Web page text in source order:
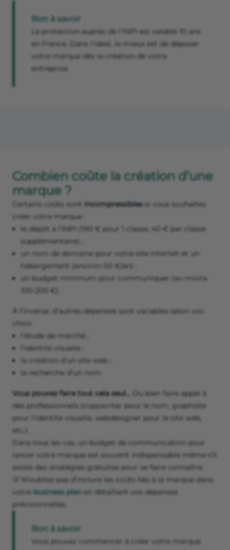
Bon à savoir
La protection auprès de l’INPI est valable 10 ans
en France. Dans l’idéal, le mieux est de déposer
votre marque dès la création de votre
entreprise.
Combien coûte la création d’une
marque ?
Certains coûts sont incompressibles si vous souhaitez
créer votre marque :
le dépôt à l’INPI (190 € pour 1 classe, 40 € par classe
supplémentaire) ;
un nom de domaine pour votre site Internet et un
hébergement (environ 50 €/an) ;
un budget minimum pour communiquer (au moins
100-200 €).
À l’inverse, d’autres dépenses sont variables selon vos
choix :
l’étude de marché ;
l’identité visuelle ;
la création d’un site web ;
la recherche d’un nom.
Vous pouvez faire tout cela seul…
Ou bien faire appel à
des professionnels (copywriter pour le nom, graphiste
pour l’identité visuelle, webdesigner pour le site web,
etc.).
Dans tous les cas, un budget de communication pour
lancer votre marque est souvent indispensable même s’il
existe des stratégies gratuites pour se faire connaître.
💡 N’oubliez pas d’inclure les coûts liés à la marque dans
votre business plan en détaillant vos dépenses
prévisionnelles.
Bon à savoir
Vous pouvez commencer à créer votre marque